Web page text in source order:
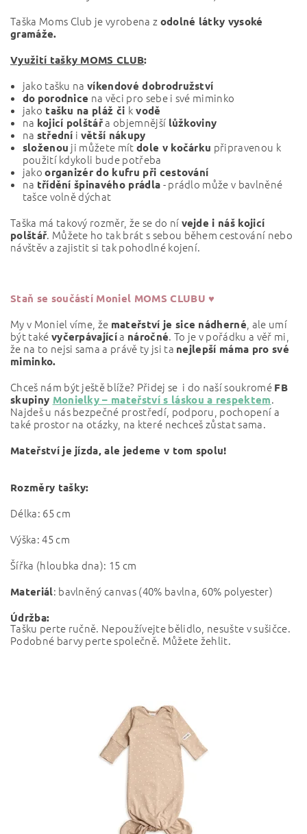
Taška Moms Club je vyrobena z odolné látky vysoké
gramáže.
Využití tašky MOMS CLUB:
jako tašku navíkendové dobrodružství
do porodnice na věci pro sebe i své miminko
jako tašku na pláž či kvodě
na kojicí polštářa objemnější lůžkoviny
na střední i větší nákupy
složenou ji můžete mít dole v kočárku připravenou k
použití kdykoli bude potřeba
jakoorganizér do kufru při cestování
na třídění špinavého prádla - prádlo může v bavlněné
tašce volně dýchat
Taška má takový rozměr, že se do ní vejde i náš kojicí
polštář. Můžete ho tak brát s sebou během cestování nebo
návštěv a zajistit si tak pohodlné kojení.
Staň se součástí Moniel MOMS CLUBU ♥
My v Moniel víme, že mateřství je sice nádherné , ale umí
být také vyčerpávajícía náročné. To je v pořádku a věř mi,
že na to nejsi sama a právě ty jsi ta nejlepší máma pro své
miminko.
Chceš nám být ještě blíže? Přidej se i do naší soukromé FB
skupiny Monielky – mateřství s láskou a respektem.
Najdeš u nás bezpečné prostředí, podporu, pochopení a
také prostor na otázky, na které nechceš zůstat sama.
Mateřství je jízda, ale jedeme v tom spolu!
Rozměry tašky:
Délka: 65 cm
Výška: 45 cm
Šířka (hloubka dna): 15 cm
Materiál: bavlněný canvas (40% bavlna, 60% polyester)
Údržba:
Tašku perte ručně. Nepoužívejte bělidlo, nesušte v sušičce.
Podobné barvy perte společně. Můžete žehlit.